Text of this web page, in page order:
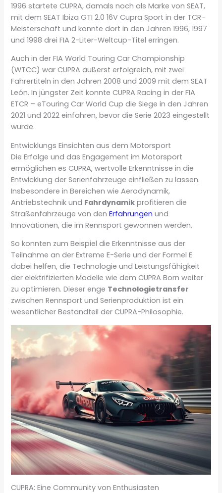
1996 startete CUPRA, damals noch als Marke von SEAT,
mit dem SEAT Ibiza GTI 2.0 16V Cupra Sport in der TCR-
Meisterschaft und konnte dort in den Jahren 1996, 1997
und 1998 drei FIA 2-Liter-Weltcup-Titel erringen.
Auch in der FIA World Touring Car Championship
(WTCC) war CUPRA äußerst erfolgreich, mit zwei
Fahrertiteln in den Jahren 2008 und 2009 mit dem SEAT
León. In jüngster Zeit konnte CUPRA Racing in der FIA
ETCR – eTouring Car World Cup die Siege in den Jahren
2021 und 2022 einfahren, bevor die Serie 2023 eingestellt
wurde.
Entwicklungs Einsichten aus dem Motorsport
Die Erfolge und das Engagement im Motorsport
ermöglichen es CUPRA, wertvolle Erkenntnisse in die
Entwicklung der Serienfahrzeuge einfließen zu lassen.
Insbesondere in Bereichen wie Aerodynamik,
Antriebstechnik und Fahrdynamik profitieren die
Straßenfahrzeuge von denErfahrungen und
Innovationen, die im Rennsport gewonnen werden.
So konnten zum Beispiel die Erkenntnisse aus der
Teilnahme an der Extreme E-Serie und der Formel E
dabei helfen, die Technologie und Leistungsfähigkeit
der elektrifizierten Modelle wie dem CUPRA Born weiter
zu optimieren. Dieser enge Technologietransfer
zwischen Rennsport und Serienproduktion ist ein
wesentlicher Bestandteil der CUPRA-Philosophie.
CUPRA: Eine Community von Enthusiasten